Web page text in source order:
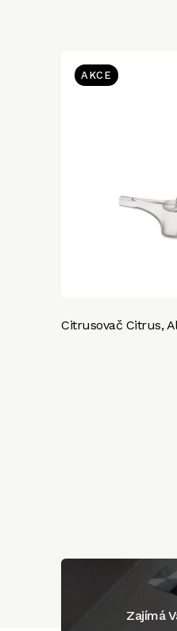
AKCE
Citrusovač Citrus,
Zajímá